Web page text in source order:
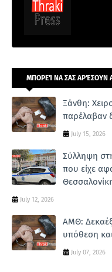
ΜΠΟΡΕΊ ΝΑ ΣΑΣ ΑΡΈΣΟΥΝ
Ξάνθη:
παρέλαβαν
July 15, 2026
Σύλληψη
που είχε
July 12, 2026
ΑΜΘ:
υπόθεση
July 07, 2026